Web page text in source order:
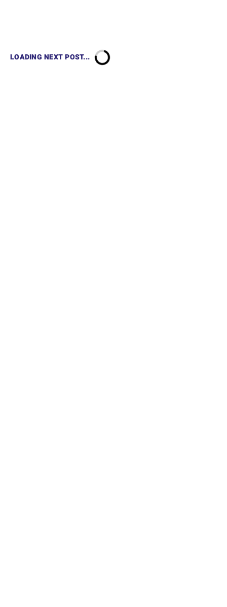
LOADING NEXT POST...